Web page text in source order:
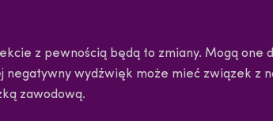
z pewnością będą to zmiany. Mogą one
negatywny wydźwięk może mieć związek z
zawodową.